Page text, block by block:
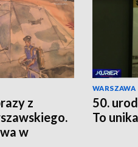
z
w
WARSZAWA
50.
To